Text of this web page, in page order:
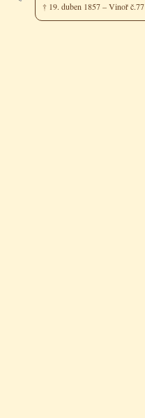
† 19. duben 1857 – Vinoř č.77